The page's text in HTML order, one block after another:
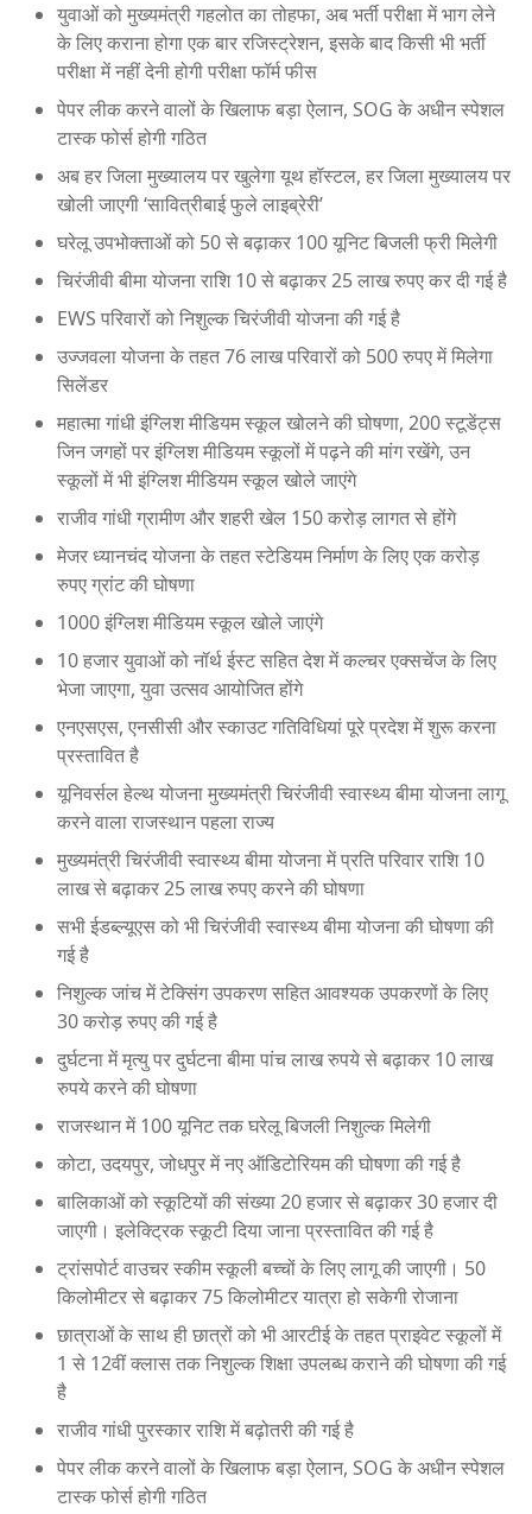
युवाओं को मुख्यमंत्री गहलोत का तोहफा, अब भर्ती परीक्षा में भाग लेने
के लिए कराना होगा एक बार रजिस्ट्रेशन, इसके बाद किसी भी भर्ती
परीक्षा में नहीं देनी होगी परीक्षा फॉर्म फीस
पेपर लीक करने वालों के खिलाफ बड़ा ऐलान, SOG के अधीन स्पेशल
टास्क फोर्स होगी गठित
अब हर जिला मुख्यालय पर खुलेगा यूथ हॉस्टल, हर जिला मुख्यालय पर
खोली जाएगी ‘सावित्रीबाई फुले लाइब्रेरी’
घरेलू उपभोक्ताओं को 50 से बढ़ाकर 100 यूनिट बिजली फ्री मिलेगी
चिरंजीवी बीमा योजना राशि 10 से बढ़ाकर 25 लाख रुपए कर दी गई है
EWS परिवारों को निशुल्क चिरंजीवी योजना की गई है
उज्जवला योजना के तहत 76 लाख परिवारों को 500 रुपए में मिलेगा
सिलेंडर
महात्मा गांधी इंग्लिश मीडियम स्कूल खोलने की घोषणा, 200 स्टूडेंट्स
जिन जगहों पर इंग्लिश मीडियम स्कूलों में पढ़ने की मांग रखेंगे, उन
स्कूलों में भी इंग्लिश मीडियम स्कूल खोले जाएंगे
राजीव गांधी ग्रामीण और शहरी खेल 150 करोड़ लागत से होंगे
मेजर ध्यानचंद योजना के तहत स्टेडियम निर्माण के लिए एक करोड़
रुपए ग्रांट की घोषणा
1000 इंग्लिश मीडियम स्कूल खोले जाएंगे
10 हजार युवाओं को नॉर्थ ईस्ट सहित देश में कल्चर एक्सचेंज के लिए
भेजा जाएगा, युवा उत्सव आयोजित होंगे
एनएसएस, एनसीसी और स्काउट गतिविधियां पूरे प्रदेश में शुरू करना
प्रस्तावित है
यूनिवर्सल हेल्थ योजना मुख्यमंत्री चिरंजीवी स्वास्थ्य बीमा योजना लागू
करने वाला राजस्थान पहला राज्य
मुख्यमंत्री चिरंजीवी स्वास्थ्य बीमा योजना में प्रति परिवार राशि 10
लाख से बढ़ाकर 25 लाख रुपए करने की घोषणा
सभी ईडब्ल्यूएस को भी चिरंजीवी स्वास्थ्य बीमा योजना की घोषणा की
गई है
निशुल्क जांच में टेक्सिंग उपकरण सहित आवश्यक उपकरणों के लिए
30 करोड़ रुपए की गई है
दुर्घटना में मृत्यु पर दुर्घटना बीमा पांच लाख रुपये से बढ़ाकर 10 लाख
रुपये करने की घोषणा
राजस्थान में 100 यूनिट तक घरेलू बिजली निशुल्क मिलेगी
कोटा, उदयपुर, जोधपुर में नए ऑडिटोरियम की घोषणा की गई है
बालिकाओं को स्कूटियों की संख्या 20 हजार से बढ़ाकर 30 हजार दी
जाएगी। इलेक्ट्रिक स्कूटी दिया जाना प्रस्तावित की गई है
ट्रांसपोर्ट वाउचर स्कीम स्कूली बच्चों के लिए लागू की जाएगी। 50
किलोमीटर से बढ़ाकर 75 किलोमीटर यात्रा हो सकेगी रोजाना
छात्राओं के साथ ही छात्रों को भी आरटीई के तहत प्राइवेट स्कूलों में
1 से 12वीं क्लास तक निशुल्क शिक्षा उपलब्ध कराने की घोषणा की गई
है
राजीव गांधी पुरस्कार राशि में बढ़ोतरी की गई है
पेपर लीक करने वालों के खिलाफ बड़ा ऐलान, SOG के अधीन स्पेशल
टास्क फोर्स होगी गठित